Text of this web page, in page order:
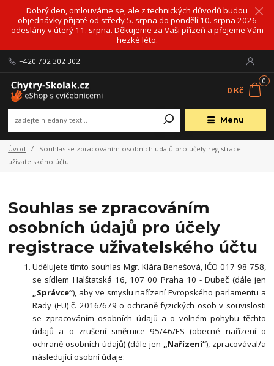
Dobrý den, omlouváme se, ale z technických důvodů budou
objednávky přijaté od středy 5. srpna do pondělí 10. srpna 2026
odeslány v úterý 11. srpna. Děkujeme za Vaši přízeň a přejeme Vám
hezké léto.
Menu
+420 702 302 302
0
0 Kč
Úvod
Souhlas se zpracováním osobních údajů pro účely registrace
uživatelského účtu
Souhlas se zpracováním
osobních údajů pro účely
registrace uživatelského účtu
Udělujete tímto souhlas Mgr. Klára Benešová, IČO 017 98 758,
se sídlem Halštatská 16, 107 00 Praha 10 - Dubeč (dále jen
„Správce“), aby ve smyslu nařízení Evropského parlamentu a
Rady (EU) č. 2016/679 o ochraně fyzických osob v souvislosti
se zpracováním osobních údajů a o volném pohybu těchto
údajů a o zrušení směrnice 95/46/ES (obecné nařízení o
ochraně osobních údajů) (dále jen „Nařízení“), zpracovával/a
následující osobní údaje: